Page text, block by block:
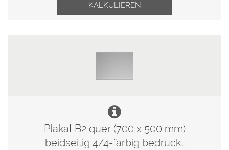
KALKULIEREN
Plakat B2 quer (700 x 500 mm)
beidseitig 4/4-farbig bedruckt